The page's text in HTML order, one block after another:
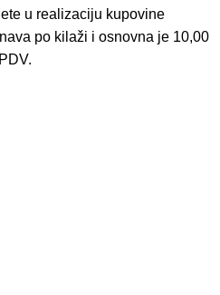
u realizaciju kupovine
po kilaži i osnovna je 10,00